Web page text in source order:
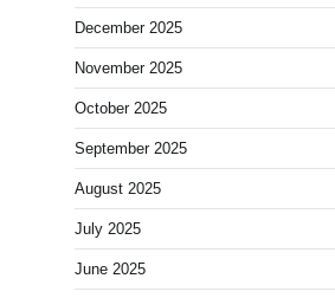
December 2025
November 2025
October 2025
September 2025
August 2025
July 2025
June 2025